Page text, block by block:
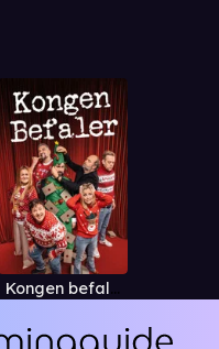
Kongen befaler julespesial